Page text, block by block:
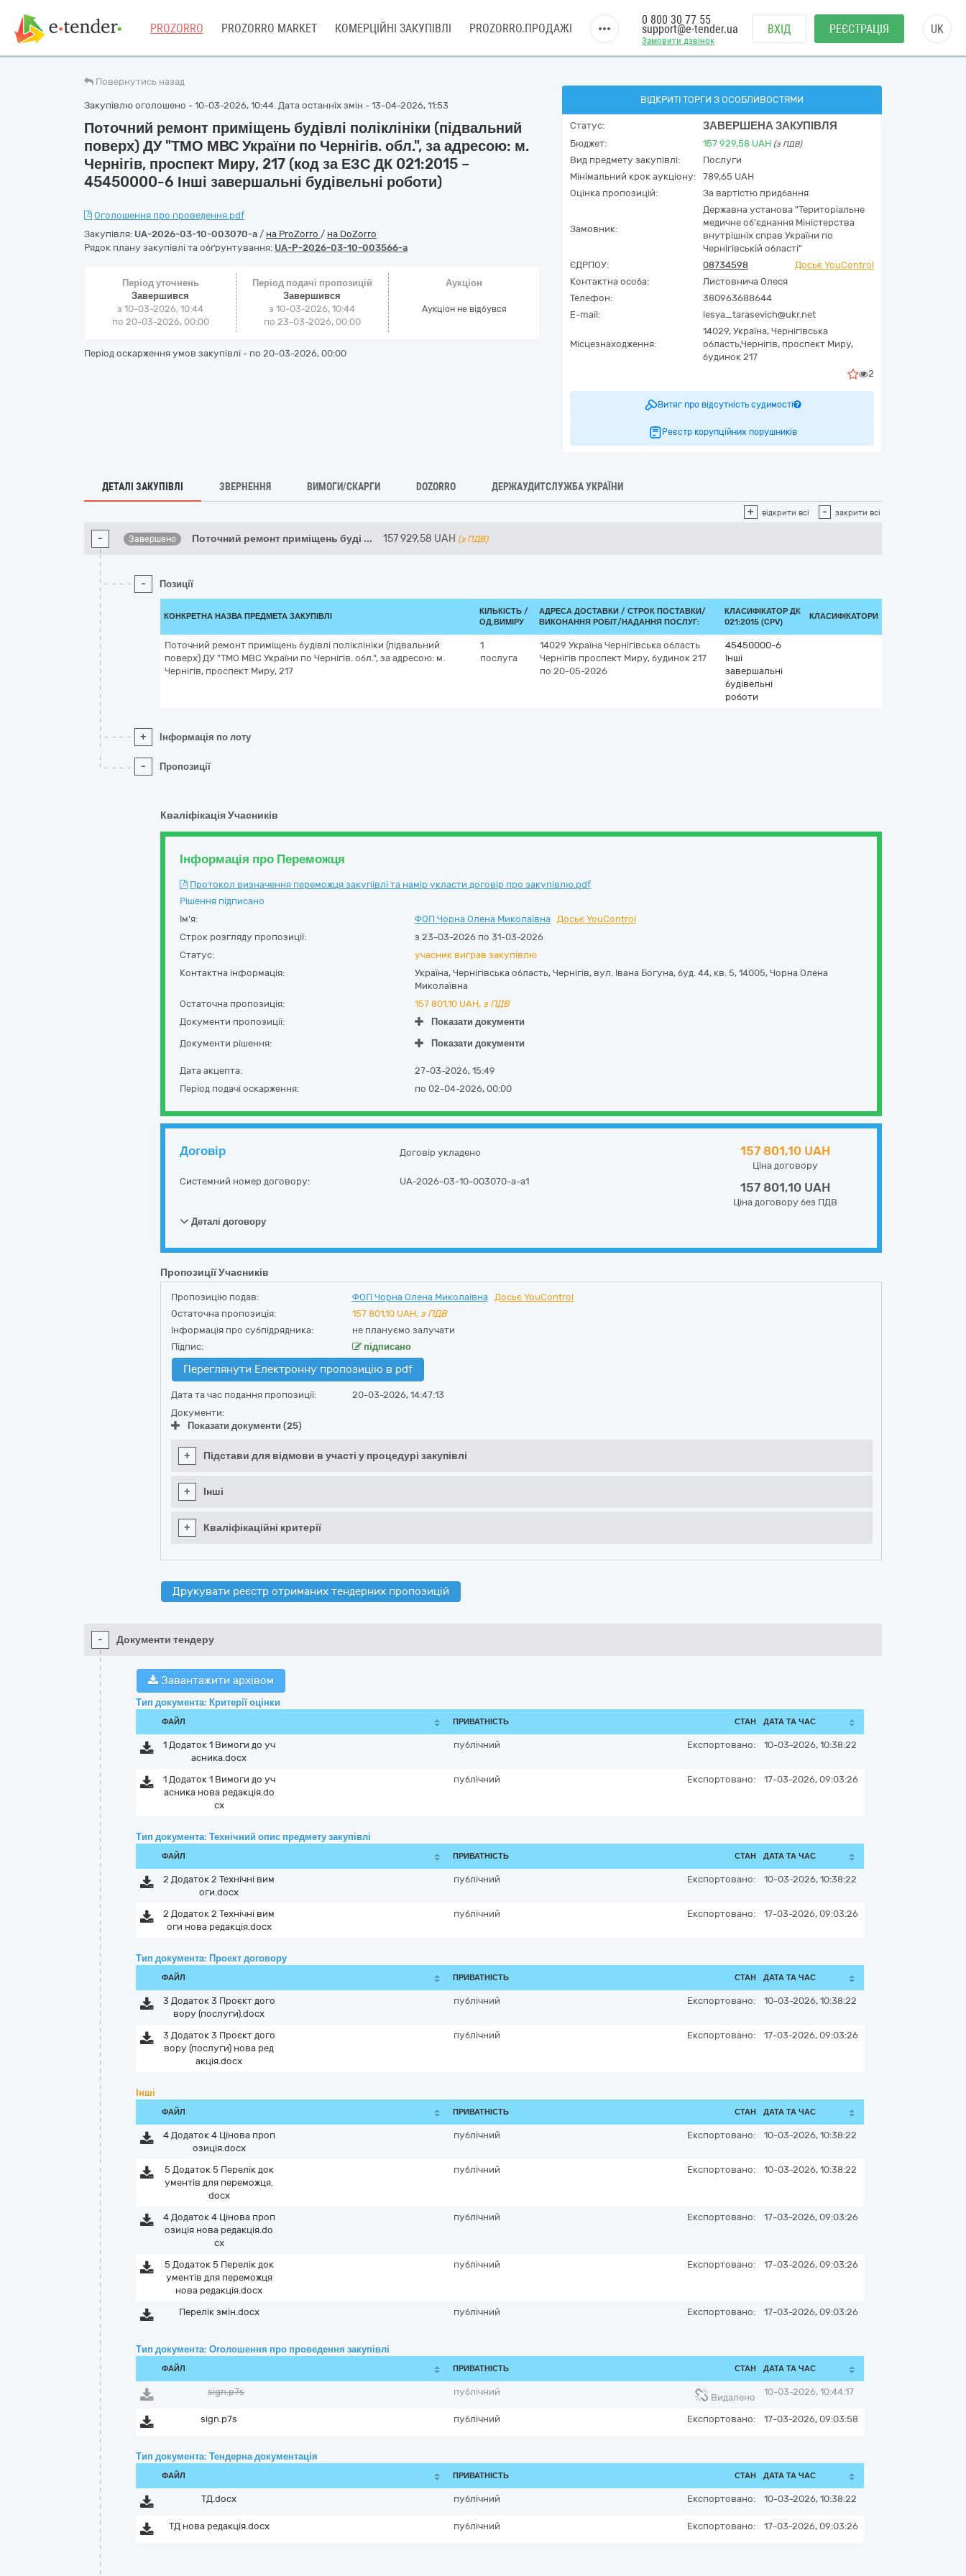
PROZORRO PROZORRO MARKET КОМЕРЦІЙНІ ЗАКУПІВЛІ PROZORRO.ПРОДАЖІ
Замовити дзвінок
0 800 30 77 55
support@e-tender.ua ВХІД РЕЄСТРАЦІЯ UK
Повернутись назад
Закупівлю оголошено - 10-03-2026, 10:44. Дата останніх змін - 13-04-2026, 11:53
Поточний ремонт приміщень будівлі поліклініки (підвальний
поверх) ДУ "ТМО МВС України по Чернігів. обл.", за адресою: м.
Чернігів, проспект Миру, 217 (код за ЕЗС ДК 021:2015 –
45450000-6 Інші завершальні будівельні роботи)
Оголошення про проведення.pdf
Закупівля: UA-2026-03-10-003070-a / на ProZorro / на DoZorro
Рядок плану закупівлі та обґрунтування: UA-P-2026-03-10-003566-a
Період уточнень
Завершився
з 10-03-2026, 10:44
по 20-03-2026, 00:00
Період подачі пропозицій
Завершився
з 10-03-2026, 10:44
по 23-03-2026, 00:00
Аукціон
Аукціон не відбувся
Період оскарження умов закупівлі - по 20-03-2026, 00:00
ВІДКРИТІ ТОРГИ З ОСОБЛИВОСТЯМИ
Статус: ЗАВЕРШЕНА ЗАКУПІВЛЯ
Бюджет: 157 929,58 UAH (з ПДВ)
Вид предмету закупівлі:
Послуги
Мінімальний крок аукціону:
789,65 UAH
Оцінка пропозицій:
За вартістю придбання
Замовник:
Державна установа "Територіальне
медичне об'єднання Міністерства
внутрішніх справ України по
Чернігівській області"
ЄДРПОУ:
08734598
Досьє YouControl
Контактна особа:
Листовнича Олеся
Телефон:
380963688644
E-mail:
lesya_tarasevich@ukr.net
Місцезнаходження:
14029, Україна, Чернігівська
область,Чернігів, проспект Миру,
будинок 217
2
Витяг про відсутність судимості
Реєстр корупційних порушників
ДЕТАЛІ ЗАКУПІВЛІ ЗВЕРНЕННЯ ВИМОГИ/СКАРГИ DOZORRO ДЕРЖАУДИТСЛУЖБА УКРАЇНИ
+ відкрити всі - закрити всі
- Завершено Поточний ремонт приміщень буді ... 157 929,58 UAH (з ПДВ)
- Позиції
КОНКРЕТНА НАЗВА ПРЕДМЕТА ЗАКУПІВЛІ
КІЛЬКІСТЬ /
ОД.ВИМІРУ
АДРЕСА ДОСТАВКИ / СТРОК ПОСТАВКИ/
ВИКОНАННЯ РОБІТ/НАДАННЯ ПОСЛУГ:
КЛАСИФІКАТОР ДК
021:2015 (CPV)
КЛАСИФІКАТОРИ
Поточний ремонт приміщень будівлі поліклініки (підвальний
поверх) ДУ "ТМО МВС України по Чернігів. обл.", за адресою: м.
Чернігів, проспект Миру, 217
1
послуга
14029 Україна Чернігівська область
Чернігів проспект Миру, будинок 217
по 20-05-2026
45450000-6
Інші
завершальні
будівельні
роботи
+ Інформація по лоту
- Пропозиції
Кваліфікація Учасників
Інформація про Переможця
Протокол визначення переможця закупівлі та намір укласти договір про закупівлю.pdf
Рішення підписано
Ім'я:
ФОП Чорна Олена Миколаївна
Досьє YouControl
Строк розгляду пропозиції:
з 23-03-2026 по 31-03-2026
Статус:
учасник виграв закупівлю
Контактна інформація:
Україна, Чернігівська область, Чернігів, вул. Івана Богуна, буд. 44, кв. 5, 14005, Чорна Олена
Миколаївна
Остаточна пропозиція:
157 801,10 UAH, з ПДВ
Документи пропозиції:
Показати документи
Документи рішення:
Показати документи
Дата акцепта:
27-03-2026, 15:49
Період подачі оскарження:
по 02-04-2026, 00:00
Договір Договір укладено
Системний номер договору: UA-2026-03-10-003070-a-a1
157 801,10 UAH
Ціна договору
157 801,10 UAH
Ціна договору без ПДВ
Деталі договору
Пропозиції Учасників
Пропозицію подав: ФОП Чорна Олена Миколаївна
Досьє YouControl
Остаточна пропозиція:
157 801,10 UAH, з ПДВ
Інформація про субпідрядника:
не плануємо залучати
Підпис:
підписано
Переглянути Електронну пропозицію в pdf
Дата та час подання пропозиції:
20-03-2026, 14:47:13
Документи:
Показати документи (25)
+ Підстави для відмови в участі у процедурі закупівлі
+ Інші
+ Кваліфікаційні критерії
Друкувати реєстр отриманих тендерних пропозицій
- Документи тендеру
Завантажити архівом
Тип документа: Критерії оцінки
ФАЙЛ ПРИВАТНІСТЬ СТАН ДАТА ТА ЧАС
1 Додаток 1 Вимоги до уч
асника.docx
публічний Експортовано: 10-03-2026, 10:38:22
1 Додаток 1 Вимоги до уч
асника нова редакція.do
cx
публічний Експортовано: 17-03-2026, 09:03:26
Тип документа: Технічний опис предмету закупівлі
ФАЙЛ ПРИВАТНІСТЬ СТАН ДАТА ТА ЧАС
2 Додаток 2 Технічні вим
оги.docx
публічний Експортовано: 10-03-2026, 10:38:22
2 Додаток 2 Технічні вим
оги нова редакція.docx
публічний Експортовано: 17-03-2026, 09:03:26
Тип документа: Проект договору
ФАЙЛ ПРИВАТНІСТЬ СТАН ДАТА ТА ЧАС
3 Додаток 3 Проєкт дого
вору (послуги).docx
публічний Експортовано: 10-03-2026, 10:38:22
3 Додаток 3 Проєкт дого
вору (послуги) нова ред
акція.docx
публічний Експортовано: 17-03-2026, 09:03:26
Інші
ФАЙЛ ПРИВАТНІСТЬ СТАН ДАТА ТА ЧАС
4 Додаток 4 Цінова проп
озиція.docx
публічний Експортовано: 10-03-2026, 10:38:22
5 Додаток 5 Перелік док
ументів для переможця.
docx
публічний Експортовано: 10-03-2026, 10:38:22
4 Додаток 4 Цінова проп
озиція нова редакція.do
cx
публічний Експортовано: 17-03-2026, 09:03:26
5 Додаток 5 Перелік док
ументів для переможця
нова редакція.docx
публічний Експортовано: 17-03-2026, 09:03:26
Перелік змін.docx публічний Експортовано: 17-03-2026, 09:03:26
Тип документа: Оголошення про проведення закупівлі
ФАЙЛ ПРИВАТНІСТЬ СТАН ДАТА ТА ЧАС
sign.p7s публічний
Видалено
10-03-2026, 10:44:17
sign.p7s публічний Експортовано: 17-03-2026, 09:03:58
Тип документа: Тендерна документація
ФАЙЛ ПРИВАТНІСТЬ СТАН ДАТА ТА ЧАС
ТД.docx публічний Експортовано: 10-03-2026, 10:38:22
ТД нова редакція.docx публічний Експортовано: 17-03-2026, 09:03:26